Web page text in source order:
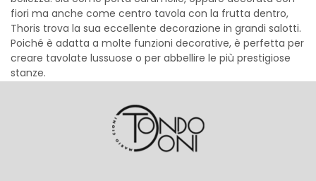
fiori ma anche come centro tavola con la frutta dentro,
Thoris trova la sua eccellente decorazione in grandi salotti.
Poiché è adatta a molte funzioni decorative, è perfetta per
creare tavolate lussuose o per abbellire le più prestigiose
stanze.